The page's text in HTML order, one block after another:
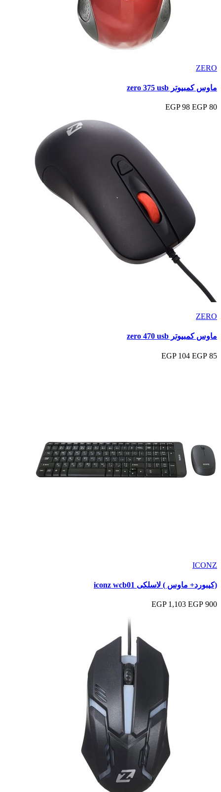
ZERO
ماوس كمبيوتر zero 375 usb
80 EGP
98 EGP
ZERO
ماوس كمبيوتر zero 470 usb
85 EGP
104 EGP
ICONZ
(كيبورد+ ماوس ) لاسلكى iconz wcb01
900 EGP
1,103 EGP